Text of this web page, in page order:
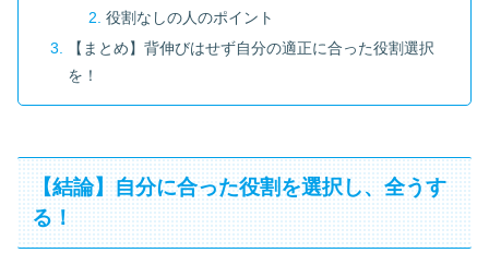
役割なしの人のポイント
【まとめ】背伸びはせず自分の適正に合った役割選択
を！
【結論】自分に合った役割を選択し、全うす
る！